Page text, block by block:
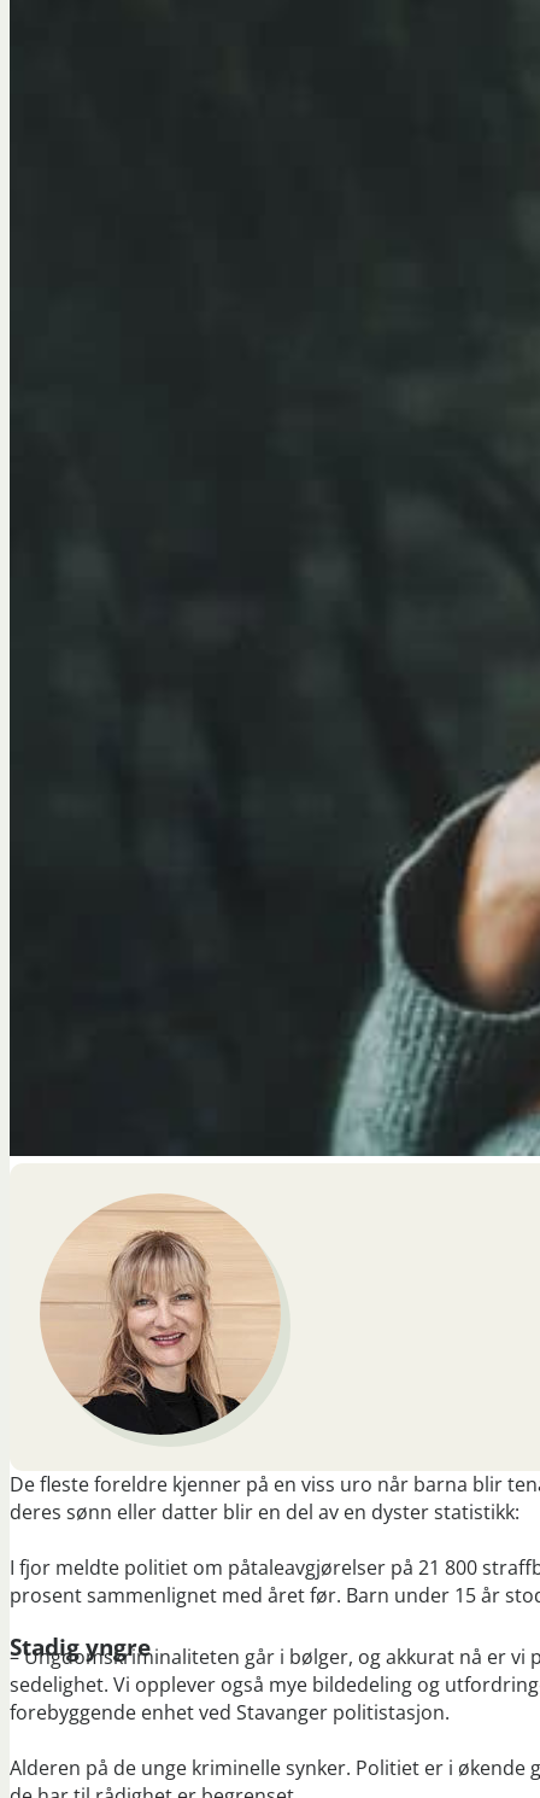
De fleste foreldre kjenner på en viss uro når barna blir
deres sønn eller datter blir en del av en dyster statistikk:
I fjor meldte politiet om påtaleavgjørelser på 21 800
prosent sammenlignet med året før. Barn under 15 år
Stadig yngre
– Ungdomskriminaliteten går i bølger, og akkurat nå er
sedelighet. Vi opplever også mye bildedeling og
forebyggende enhet ved Stavanger politistasjon.
Alderen på de unge kriminelle synker. Politiet er i